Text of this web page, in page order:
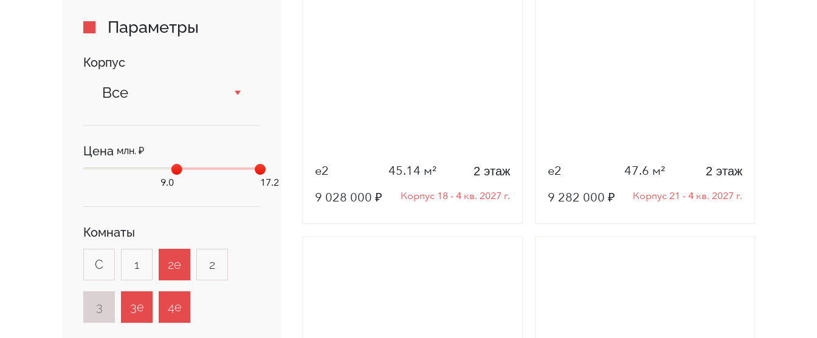
Параметры
Корпус
Все
Цена млн. ₽
9.0 17.2
Комнаты
C 1 2e 2
3 3e 4e
е2 45.14 м² 2 этаж
9 028 000 ₽ Корпус 18 - 4 кв. 2027 г.
е2 47.6 м² 2 этаж
9 282 000 ₽ Корпус 21 - 4 кв. 2027 г.